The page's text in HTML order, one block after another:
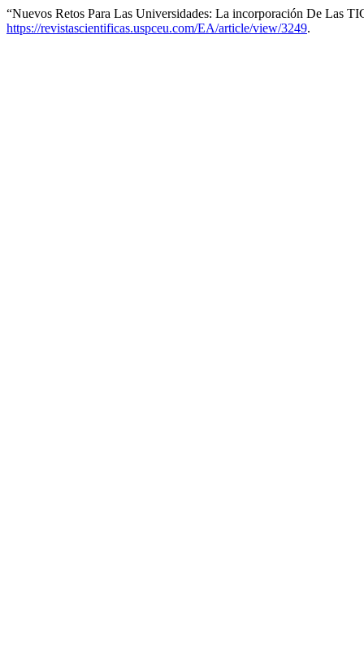
“Nuevos Retos Para Las Universidades: La incorporación De Las
https://revistascientificas.uspceu.com/EA/article/view/3249.